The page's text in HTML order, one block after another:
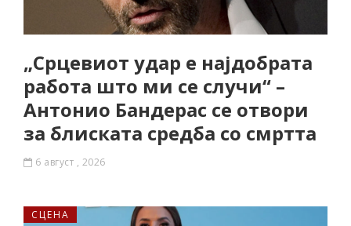
„Срцевиот удар е најдобрата
работа што ми се случи“ –
Антонио Бандерас се отвори
за блиската средба со смртта
6 август , 2026
СЦЕНА